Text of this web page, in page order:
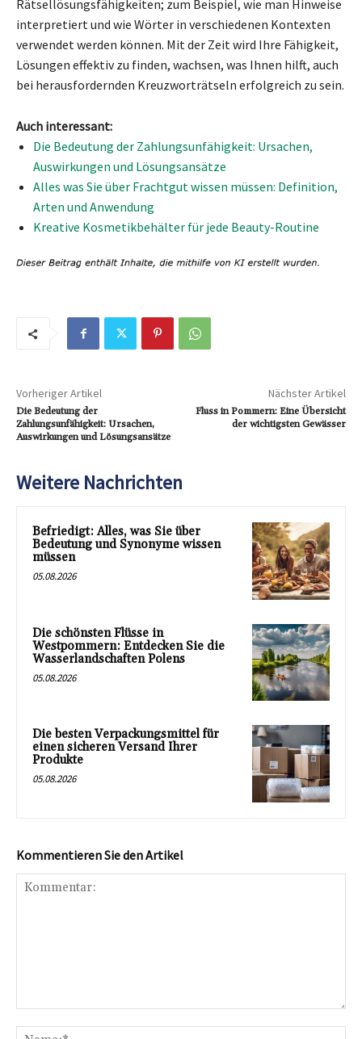
Rätsellösungsfähigkeiten; zum Beispiel, wie man Hinweise
interpretiert und wie Wörter in verschiedenen Kontexten
verwendet werden können. Mit der Zeit wird Ihre Fähigkeit,
Lösungen effektiv zu finden, wachsen, was Ihnen hilft, auch
bei herausfordernden Kreuzworträtseln erfolgreich zu sein.
Auch interessant:
Die Bedeutung der Zahlungsunfähigkeit: Ursachen,
Auswirkungen und Lösungsansätze
Alles was Sie über Frachtgut wissen müssen: Definition,
Arten und Anwendung
Kreative Kosmetikbehälter für jede Beauty-Routine
Vorheriger Artikel
Die Bedeutung der
Zahlungsunfähigkeit: Ursachen,
Auswirkungen und Lösungsansätze
Nächster Artikel
Fluss in Pommern: Eine Übersicht
der wichtigsten Gewässer
Weitere Nachrichten
Befriedigt: Alles, was Sie über
Bedeutung und Synonyme wissen
müssen
05.08.2026
Die schönsten Flüsse in
Westpommern: Entdecken Sie die
Wasserlandschaften Polens
05.08.2026
Die besten Verpackungsmittel für
einen sicheren Versand Ihrer
Produkte
05.08.2026
Kommentieren Sie den Artikel